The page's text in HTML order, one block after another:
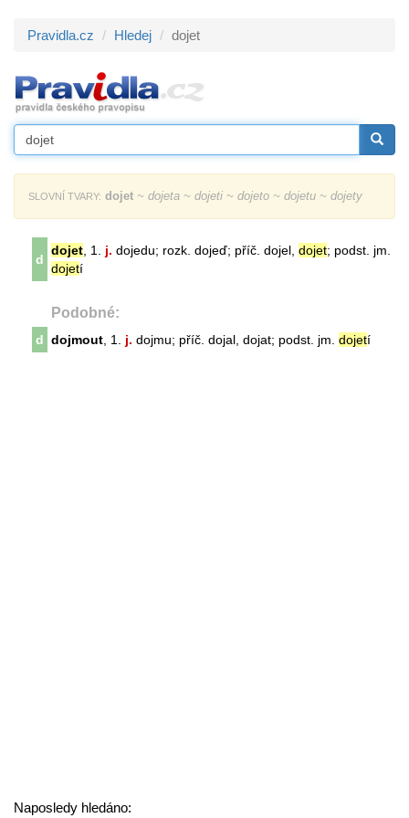
Pravidla.cz Hledej dojet
SLOVNÍ TVARY: dojet ~ dojeta ~ dojeti ~ dojeto ~ dojetu ~ dojety
d
dojet , 1. j. dojedu; rozk. dojeď; příč. dojel, dojet; podst. jm.
dojetí
Podobné:
d dojmout , 1. j. dojmu; příč. dojal, dojat; podst. jm. dojetí
Naposledy hledáno: